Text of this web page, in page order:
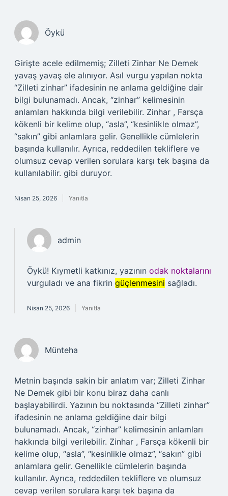
Öykü
Girişte acele edilmemiş; Zilleti Zinhar Ne Demek
yavaş yavaş ele alınıyor. Asıl vurgu yapılan nokta
“Zilleti zinhar” ifadesinin ne anlama geldiğine dair
bilgi bulunamadı. Ancak, “zinhar” kelimesinin
anlamları hakkında bilgi verilebilir. Zinhar , Farsça
kökenli bir kelime olup, “asla”, “kesinlikle olmaz”,
“sakın” gibi anlamlara gelir. Genellikle cümlelerin
başında kullanılır. Ayrıca, reddedilen tekliflere ve
olumsuz cevap verilen sorulara karşı tek başına da
kullanılabilir. gibi duruyor.
Nisan 25, 2026 Yanıtla
admin
Öykü! Kıymetli katkınız, yazının odak noktalarını
vurguladı ve ana fikrin güçlenmesini sağladı.
Nisan 25, 2026 Yanıtla
Münteha
Metnin başında sakin bir anlatım var; Zilleti Zinhar
Ne Demek gibi bir konu biraz daha canlı
başlayabilirdi. Yazının bu noktasında “Zilleti zinhar”
ifadesinin ne anlama geldiğine dair bilgi
bulunamadı. Ancak, “zinhar” kelimesinin anlamları
hakkında bilgi verilebilir. Zinhar , Farsça kökenli bir
kelime olup, “asla”, “kesinlikle olmaz”, “sakın” gibi
anlamlara gelir. Genellikle cümlelerin başında
kullanılır. Ayrıca, reddedilen tekliflere ve olumsuz
cevap verilen sorulara karşı tek başına da